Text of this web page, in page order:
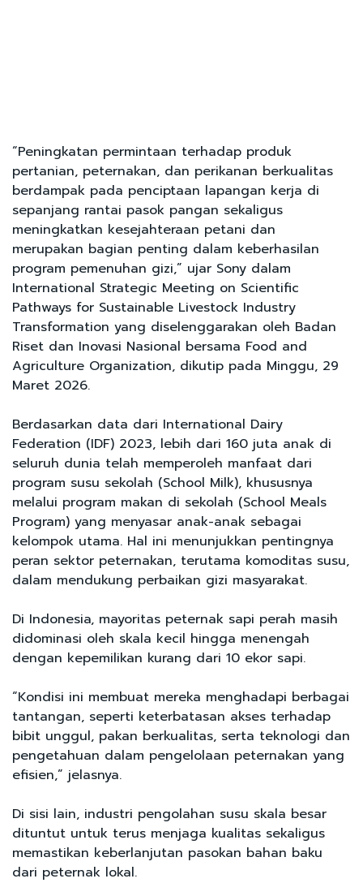
“Peningkatan permintaan terhadap produk
pertanian, peternakan, dan perikanan berkualitas
berdampak pada penciptaan lapangan kerja di
sepanjang rantai pasok pangan sekaligus
meningkatkan kesejahteraan petani dan
merupakan bagian penting dalam keberhasilan
program pemenuhan gizi,” ujar Sony dalam
International Strategic Meeting on Scientific
Pathways for Sustainable Livestock Industry
Transformation yang diselenggarakan oleh Badan
Riset dan Inovasi Nasional bersama Food and
Agriculture Organization, dikutip pada Minggu, 29
Maret 2026.
Berdasarkan data dari International Dairy
Federation (IDF) 2023, lebih dari 160 juta anak di
seluruh dunia telah memperoleh manfaat dari
program susu sekolah (School Milk), khususnya
melalui program makan di sekolah (School Meals
Program) yang menyasar anak-anak sebagai
kelompok utama. Hal ini menunjukkan pentingnya
peran sektor peternakan, terutama komoditas susu,
dalam mendukung perbaikan gizi masyarakat.
Di Indonesia, mayoritas peternak sapi perah masih
didominasi oleh skala kecil hingga menengah
dengan kepemilikan kurang dari 10 ekor sapi.
“Kondisi ini membuat mereka menghadapi berbagai
tantangan, seperti keterbatasan akses terhadap
bibit unggul, pakan berkualitas, serta teknologi dan
pengetahuan dalam pengelolaan peternakan yang
efisien,” jelasnya.
Di sisi lain, industri pengolahan susu skala besar
dituntut untuk terus menjaga kualitas sekaligus
memastikan keberlanjutan pasokan bahan baku
dari peternak lokal.